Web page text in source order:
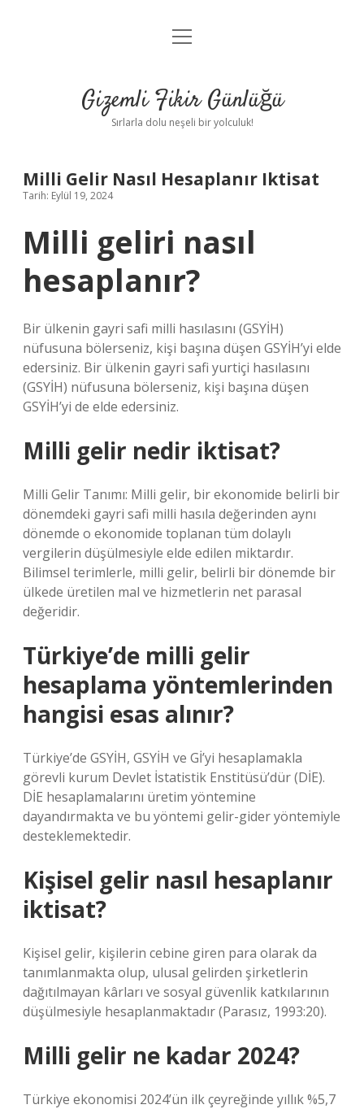
Anasayfa
Yasal Uyarı
menüyü
Gizemli Fikir Günlüğü
Sırlarla dolu neşeli bir yolculuk!
Milli Gelir Nasıl Hesaplanır Iktisat
Tarih: Eylül 19, 2024
Milli geliri nasıl
hesaplanır?
Bir ülkenin gayri safi milli hasılasını (GSYİH)
nüfusuna bölerseniz, kişi başına düşen GSYİH’yi elde
edersiniz. Bir ülkenin gayri safi yurtiçi hasılasını
(GSYİH) nüfusuna bölerseniz, kişi başına düşen
GSYİH’yi de elde edersiniz.
Milli gelir nedir iktisat?
Milli Gelir Tanımı: Milli gelir, bir ekonomide belirli bir
dönemdeki gayri safi milli hasıla değerinden aynı
dönemde o ekonomide toplanan tüm dolaylı
vergilerin düşülmesiyle elde edilen miktardır.
Bilimsel terimlerle, milli gelir, belirli bir dönemde bir
ülkede üretilen mal ve hizmetlerin net parasal
değeridir.
Türkiye’de milli gelir
hesaplama yöntemlerinden
hangisi esas alınır?
Türkiye’de GSYİH, GSYİH ve Gİ’yi hesaplamakla
görevli kurum Devlet İstatistik Enstitüsü’dür (DİE).
DİE hesaplamalarını üretim yöntemine
dayandırmakta ve bu yöntemi gelir-gider yöntemiyle
desteklemektedir.
Kişisel gelir nasıl hesaplanır
iktisat?
Kişisel gelir, kişilerin cebine giren para olarak da
tanımlanmakta olup, ulusal gelirden şirketlerin
dağıtılmayan kârları ve sosyal güvenlik katkılarının
düşülmesiyle hesaplanmaktadır (Parasız, 1993:20).
Milli gelir ne kadar 2024?
Türkiye ekonomisi 2024’ün ilk çeyreğinde yıllık %5,7